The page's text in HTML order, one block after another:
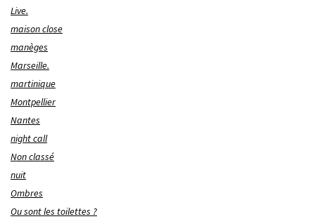
Live.
maison close
manèges
Marseille.
martinique
Montpellier
Nantes
night call
Non classé
nuit
Ombres
Ou sont les toilettes ?